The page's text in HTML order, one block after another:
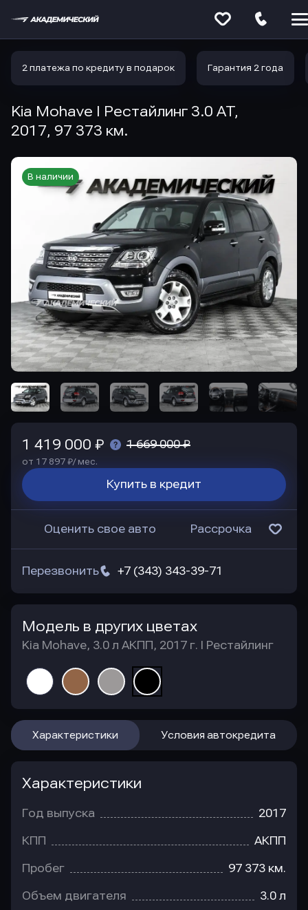
2 платежа по кредиту в подарок Гарантия 2 года
Kia Mohave I Рестайлинг 3.0 AT,
2017, 97 373 км.
В наличии
1 419 000 ₽ 1 669 000 ₽
от 17 897 ₽/ мес.
Купить в кредит
Оценить свое авто Рассрочка
+7 (343) 343-39-71
Перезвонить
Модель в других цветах
Kia Mohave, 3.0 л АКПП, 2017 г. I Рестайлинг
Характеристики Условия автокредита
Характеристики
Год выпуска 2017
КПП АКПП
Пробег 97 373 км.
Объем двигателя 3.0 л